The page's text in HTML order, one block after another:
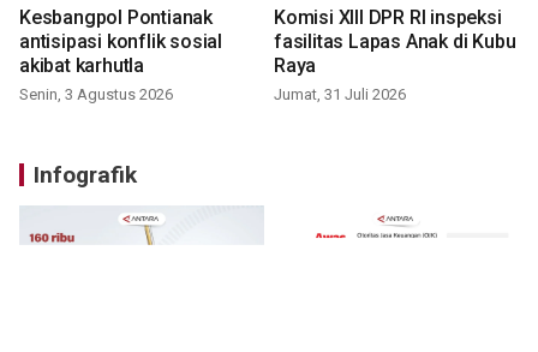
Kesbangpol Pontianak
antisipasi konflik sosial
akibat karhutla
Senin, 3 Agustus 2026
Komisi XIII DPR RI inspeksi
fasilitas Lapas Anak di Kubu
Raya
Jumat, 31 Juli 2026
Infografik